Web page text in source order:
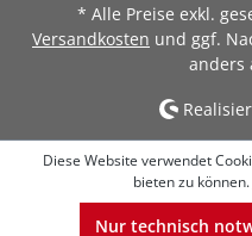
* Alle Preise exkl.
Versandkosten und ggf.
anders
Diese Website verwendet
bieten zu können.
Nur technisch